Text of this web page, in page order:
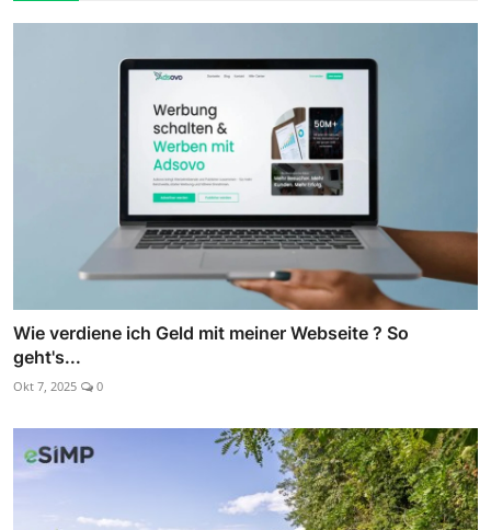
Wie verdiene ich Geld mit meiner Webseite ? So
geht's...
Okt 7, 2025 0